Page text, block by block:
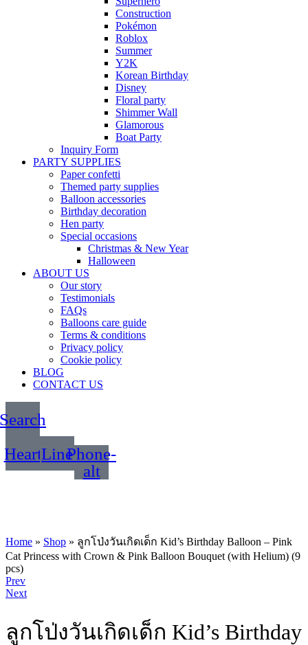
Construction
Pokémon
Roblox
Summer
Y2K
Korean Birthday
Disney
Floral party
Shimmer Wall
Glamorous
Boat Party
Inquiry Form
PARTY SUPPLIES
Paper confetti
Themed party supplies
Balloon accessories
Birthday decoration
Hen party
Special occasions
Christmas & New Year
Halloween
ABOUT US
Our story
Testimonials
FAQs
Balloons care guide
Terms & conditions
Privacy policy
Cookie policy
BLOG
CONTACT US
Search
HeartLinePhone-
alt
Home » Shop » ลูกโป่งวันเกิดเด็ก Kid’s Birthday Balloon – Pink
Cat Princess with Crown & Pink Balloon Bouquet (with Helium) (9
pcs)
Product
navigation
Prev
Next
ลูกโป่งวันเกิดเด็ก Kid’s Birthday